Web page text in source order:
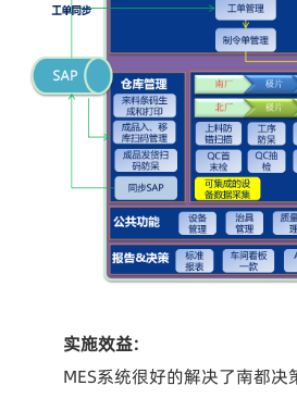
实施效益：
MES系统很好的解决了南都